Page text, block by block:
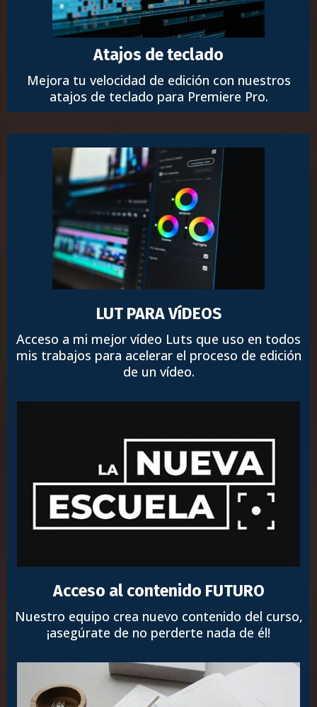
Atajos de teclado
Mejora tu velocidad de edición con nuestros
atajos de teclado para Premiere Pro.
LUT PARA VíDEOS
Acceso a mi mejor vídeo Luts que uso en todos
mis trabajos para acelerar el proceso de edición
de un vídeo.
Acceso al contenido FUTURO
Nuestro equipo crea nuevo contenido del curso,
¡asegúrate de no perderte nada de él!